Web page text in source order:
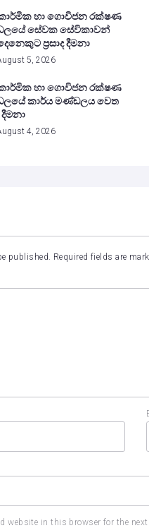
හා ගොවිජන රක්ෂණ
සේවක සේවිකාවන්
ප්‍රසාද දීමනා
5, 2026
හා ගොවිජන රක්ෂණ
කාර්ය මණ්ඩලය වෙත
දීමනා
4, 2026
published. Required fields are
website in this browser for the